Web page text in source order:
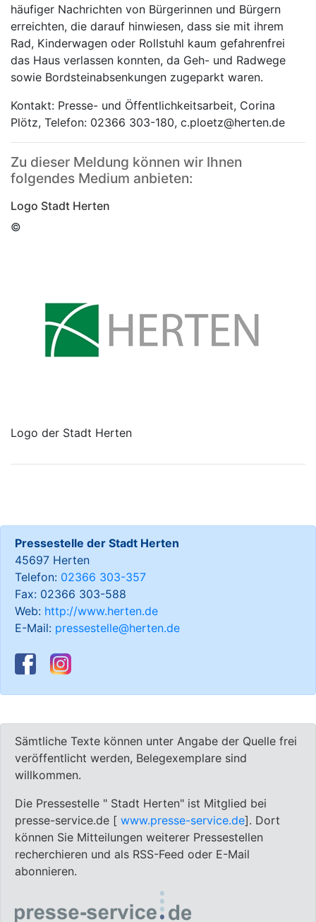
häufiger Nachrichten von Bürgerinnen und Bürgern
erreichten, die darauf hinwiesen, dass sie mit ihrem
Rad, Kinderwagen oder Rollstuhl kaum gefahrenfrei
das Haus verlassen konnten, da Geh- und Radwege
sowie Bordsteinabsenkungen zugeparkt waren.
Kontakt: Presse- und Öffentlichkeitsarbeit, Corina
Plötz, Telefon: 02366 303-180, c.ploetz@herten.de
Zu dieser Meldung können wir Ihnen
folgendes Medium anbieten:
Logo Stadt Herten
©
Logo der Stadt Herten
Pressestelle der Stadt Herten
45697 Herten
Telefon: 02366 303-357
Fax: 02366 303-588
Web: http://www.herten.de
E-Mail: pressestelle@herten.de
Sämtliche Texte können unter Angabe der Quelle frei
veröffentlicht werden, Belegexemplare sind
willkommen.
Die Pressestelle " Stadt Herten" ist Mitglied bei
presse-service.de [ www.presse-service.de]. Dort
können Sie Mitteilungen weiterer Pressestellen
recherchieren und als RSS-Feed oder E-Mail
abonnieren.